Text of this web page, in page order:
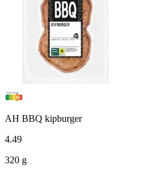
AH BBQ kipburger
4.49
320 g